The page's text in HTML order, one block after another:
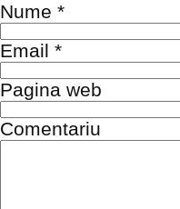
Nume *
Email *
Pagina web
Comentariu